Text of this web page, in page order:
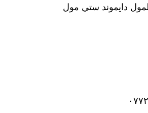
دايموند ستي مول